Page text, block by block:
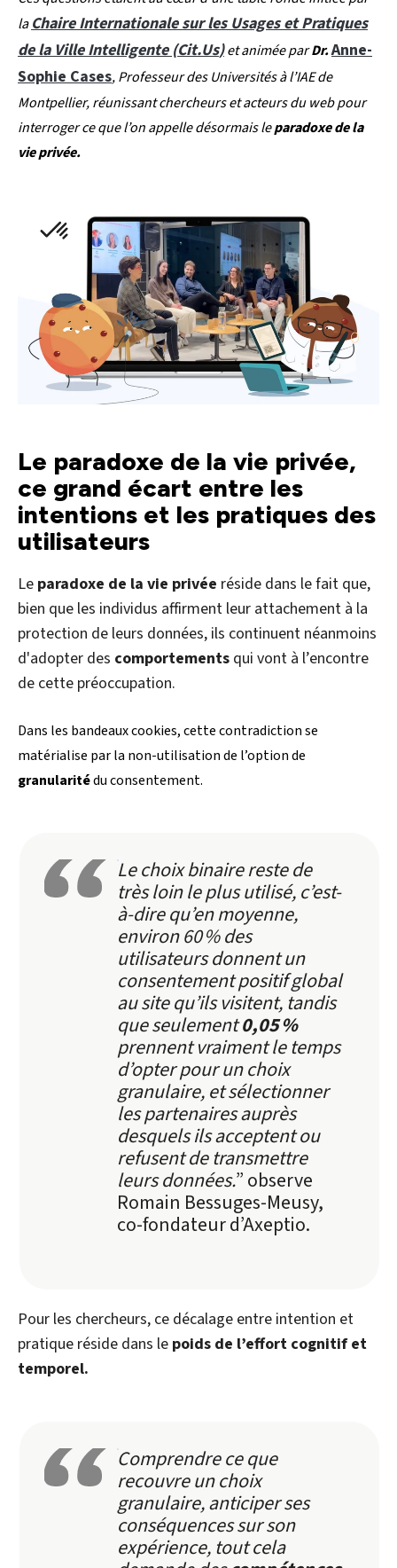
laChaire Internationale sur les Usages et Pratiques
de la Ville Intelligente (Cit.Us)et animée parDr.Anne-
Sophie Cases, Professeur des Universités à l’IAE de
Montpellier, réunissant chercheurs et acteurs du web pour
interroger ce que l’on appelle désormais leparadoxe de la
vie privée.
Le paradoxe de la vie privée,
ce grand écart entre les
intentions et les pratiques des
utilisateurs
Le paradoxe de la vie privée réside dans le fait que,
bien que les individus affirment leur attachement à la
protection de leurs données, ils continuent néanmoins
d'adopter des comportements qui vont à l’encontre
de cette préoccupation.
Dans les bandeaux cookies, cette contradiction se
matérialise par la non-utilisation de l’option de
granularitédu consentement.
Le choix binaire reste de
très loin le plus utilisé, c’est-
à-dire qu’en moyenne,
environ 60 % des
utilisateurs donnent un
consentement positif global
au site qu’ils visitent, tandis
que seulement0,05 %
prennent vraiment le temps
d’opter pour un choix
granulaire, et sélectionner
les partenaires auprès
desquels ils acceptent ou
refusent de transmettre
leurs données.” observe
Romain Bessuges-Meusy,
co-fondateur d’Axeptio.
Pour les chercheurs, ce décalage entre intention et
pratique réside dans le poids de l’effort cognitif et
temporel.
Comprendre ce que
recouvre un choix
granulaire, anticiper ses
conséquences sur son
expérience, tout cela